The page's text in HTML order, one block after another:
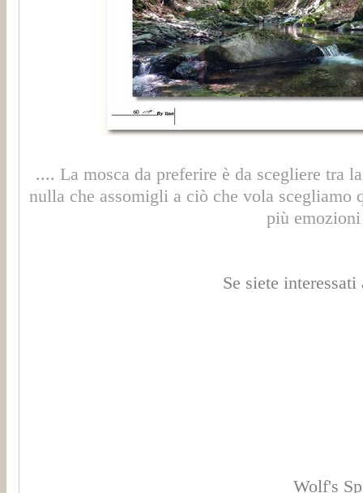
.... La mosca da preferire è da scegliere tra
nulla che assomigli a ciò che vola
più
Se siete
Wolf's